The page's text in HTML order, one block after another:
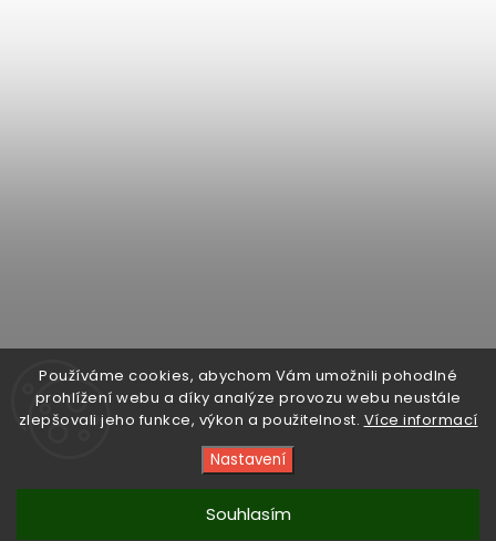
Používáme cookies, abychom Vám umožnili pohodlné
prohlížení webu a díky analýze provozu webu neustále
zlepšovali jeho funkce, výkon a použitelnost. Více informací
Nastavení
Souhlasím
E-CAFE BIKE®. Všechna práva vyhrazena.
Upravit nastavení cookies
Sledujte